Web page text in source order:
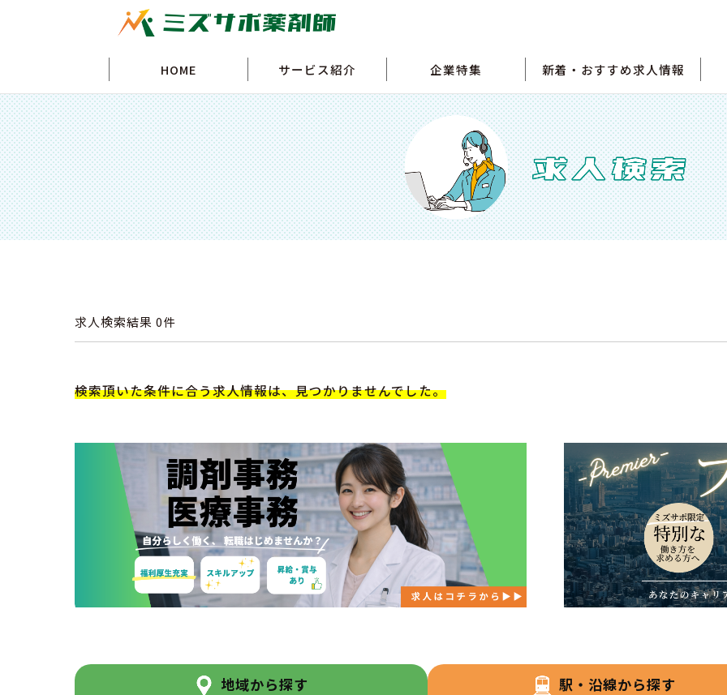
HOME サービス紹介 企業特集 新着・おすすめ求人情報
求人検索結果 0件
検索頂いた条件に合う求人情報は、見つかりませんでした。
地域から探す 駅・沿線から探す